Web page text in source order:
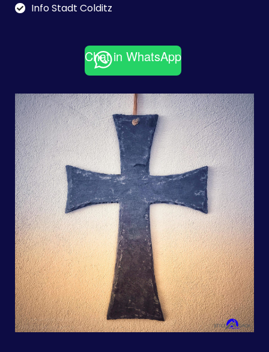
Info Stadt Colditz
Chat in WhatsApp